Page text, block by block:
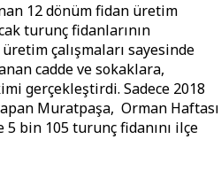
12 dönüm fidan üretim
turunç fidanlarının
çalışmaları sayesinde
cadde ve sokaklara,
gerçekleştirdi. Sadece 2018
Muratpaşa, Orman Haftası
bin 105 turunç fidanını ilçe